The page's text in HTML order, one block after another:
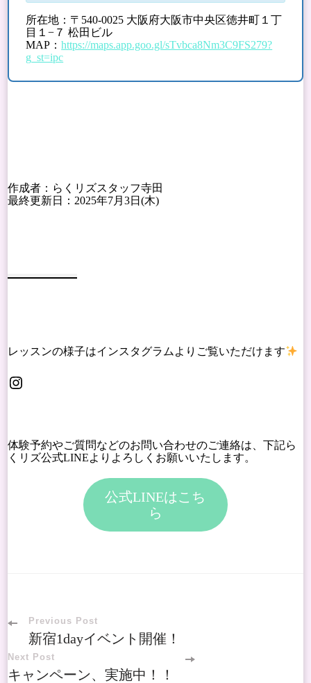
所在地：〒540-0025 大阪府大阪市中央区徳井町１丁
目１−７ 松田ビル
MAP：https://maps.app.goo.gl/sTvbca8Nm3C9FS279?
g_st=ipc
作成者：らくリズスタッフ寺田
最終更新日：2025年7月3日(木)
レッスンの様子はインスタグラムよりご覧いただけます
Instagram
体験予約やご質問などのお問い合わせのご連絡は、下記ら
くリズ公式LINEよりよろしくお願いいたします。
公式LINEはこち
ら
Post
Navigation
Previous Post
新宿1dayイベント開催！
Next Post
キャンペーン、実施中！！